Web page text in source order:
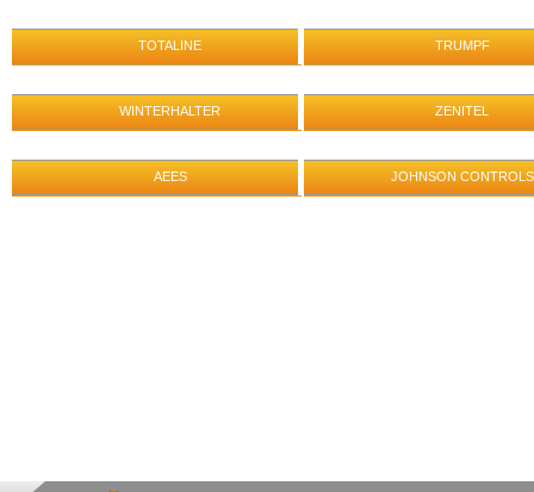
TOTALINE TRUMPF
WINTERHALTER ZENITEL
AEES JOHNSON CONTROLS